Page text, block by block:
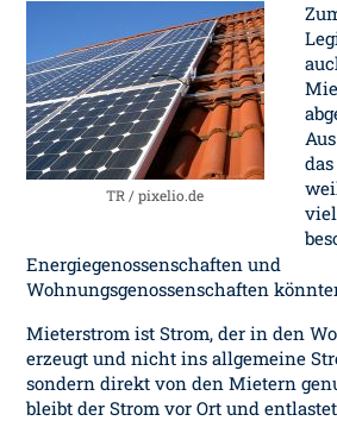
TR / pixelio.de
Energiegenossenschaften und
Wohnungsgenossenschaften
Mieterstrom ist Strom, der in den
erzeugt und nicht ins allgemeine
sondern direkt von den Mietern
bleibt der Strom vor Ort und